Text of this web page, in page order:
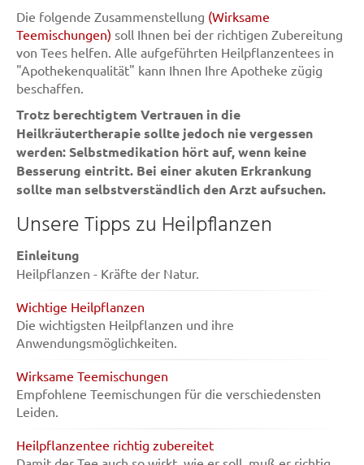
Die folgende Zusammenstellung (Wirksame
Teemischungen) soll Ihnen bei der richtigen Zubereitung
von Tees helfen. Alle aufgeführten Heilpflanzentees in
"Apothekenqualität" kann Ihnen Ihre Apotheke zügig
beschaffen.
Trotz berechtigtem Vertrauen in die
Heilkräutertherapie sollte jedoch nie vergessen
werden: Selbstmedikation hört auf, wenn keine
Besserung eintritt. Bei einer akuten Erkrankung
sollte man selbstverständlich den Arzt aufsuchen.
Unsere Tipps zu Heilpflanzen
Einleitung
Heilpflanzen - Kräfte der Natur.
Wichtige Heilpflanzen
Die wichtigsten Heilpflanzen und ihre
Anwendungsmöglichkeiten.
Wirksame Teemischungen
Empfohlene Teemischungen für die verschiedensten
Leiden.
Heilpflanzentee richtig zubereitet